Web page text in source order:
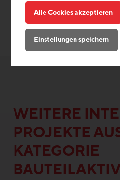
WEITERE
PROJEKTE
KATEGORIE
Alle Cookies akzeptieren
Einstellungen speichern